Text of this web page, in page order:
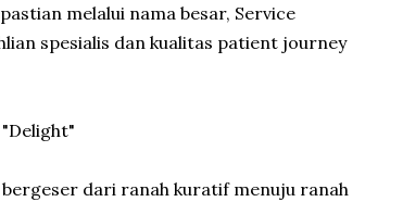
melalui nama besar, Service
spesialis dan kualitas patient journey
dari ranah kuratif menuju ranah